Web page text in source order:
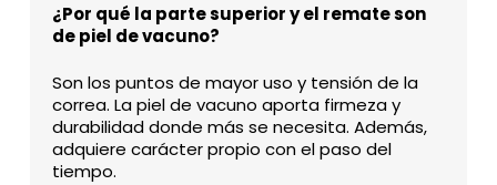
¿Por qué la parte superior y el remate son
de piel de vacuno?
Son los puntos de mayor uso y tensión de la
correa. La piel de vacuno aporta firmeza y
durabilidad donde más se necesita. Además,
adquiere carácter propio con el paso del
tiempo.